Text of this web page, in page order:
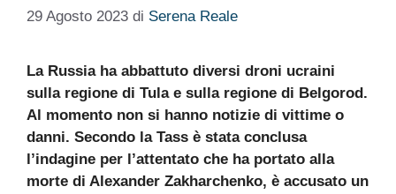
29 Agosto 2023 di Serena Reale
La Russia ha abbattuto diversi droni ucraini
sulla regione di Tula e sulla regione di Belgorod.
Al momento non si hanno notizie di vittime o
danni. Secondo la Tass è stata conclusa
l’indagine per l’attentato che ha portato alla
morte di Alexander Zakharchenko, è accusato un